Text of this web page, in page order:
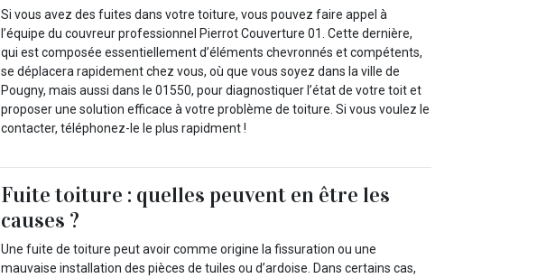
Si vous avez des fuites dans votre toiture, vous pouvez faire appel à
l’équipe du couvreur professionnel Pierrot Couverture 01. Cette dernière,
qui est composée essentiellement d’éléments chevronnés et compétents,
se déplacera rapidement chez vous, où que vous soyez dans la ville de
Pougny, mais aussi dans le 01550, pour diagnostiquer l’état de votre toit et
proposer une solution efficace à votre problème de toiture. Si vous voulez le
contacter, téléphonez-le le plus rapidment !
Fuite toiture : quelles peuvent en être les
causes ?
Une fuite de toiture peut avoir comme origine la fissuration ou une
mauvaise installation des pièces de tuiles ou d’ardoise. Dans certains cas,